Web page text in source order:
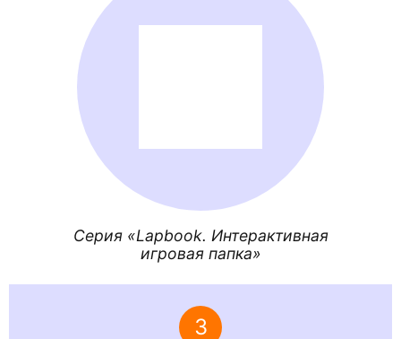
Серия «Lapbook. Интерактивная
игровая папка»
3